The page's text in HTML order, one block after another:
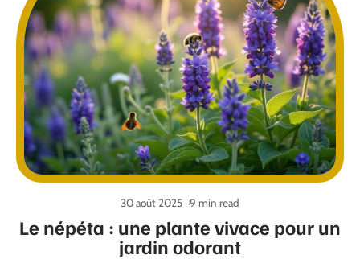
Le népéta : une plante vivace pour un
jardin odorant
30 août 2025 9 min read